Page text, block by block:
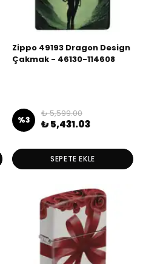
Zippo 49193 Dragon Design
Çakmak - 46130-114608
%3
₺ 5,599.00
₺ 5,431.03
SEPETE EKLE